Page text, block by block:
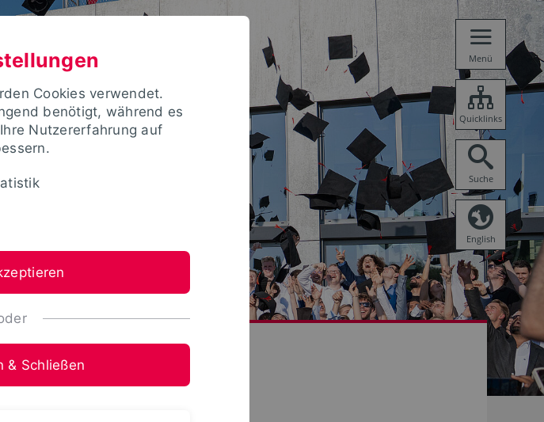
Menü
Quicklinks
Suche
English
Cookies verwendet.
benötigt, während es
Nutzererfahrung auf
& Schließen